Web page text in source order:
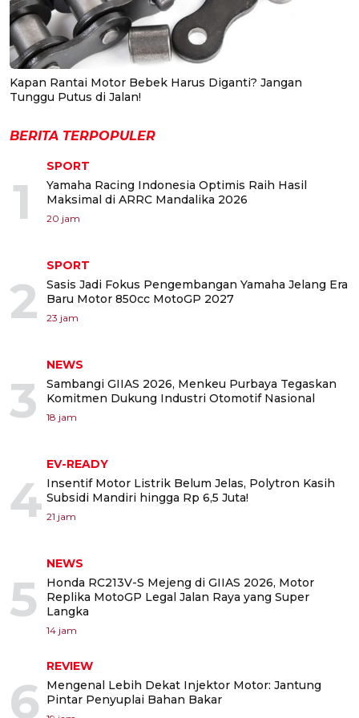
Kapan Rantai Motor Bebek Harus Diganti? Jangan
Tunggu Putus di Jalan!
BERITA TERPOPULER
1
SPORT
Yamaha Racing Indonesia Optimis Raih Hasil
Maksimal di ARRC Mandalika 2026
20 jam
2
SPORT
Sasis Jadi Fokus Pengembangan Yamaha Jelang Era
Baru Motor 850cc MotoGP 2027
23 jam
3
NEWS
Sambangi GIIAS 2026, Menkeu Purbaya Tegaskan
Komitmen Dukung Industri Otomotif Nasional
18 jam
4
EV-READY
Insentif Motor Listrik Belum Jelas, Polytron Kasih
Subsidi Mandiri hingga Rp 6,5 Juta!
21 jam
5
NEWS
Honda RC213V-S Mejeng di GIIAS 2026, Motor
Replika MotoGP Legal Jalan Raya yang Super
Langka
14 jam
6
REVIEW
Mengenal Lebih Dekat Injektor Motor: Jantung
Pintar Penyuplai Bahan Bakar